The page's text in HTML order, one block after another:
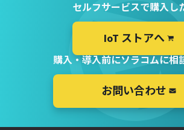
セルフサービスで購入し
IoT ストアへ
購入・導入前にソラコムに相
お問い合わせ